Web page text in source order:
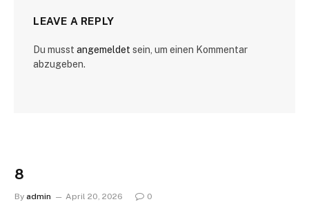
LEAVE A REPLY
Du musst angemeldet sein, um einen Kommentar
abzugeben.
8
By admin April 20, 2026 0